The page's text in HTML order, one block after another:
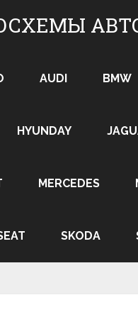
AUDI BMW
HYUNDAY
MERCEDES
SKODA